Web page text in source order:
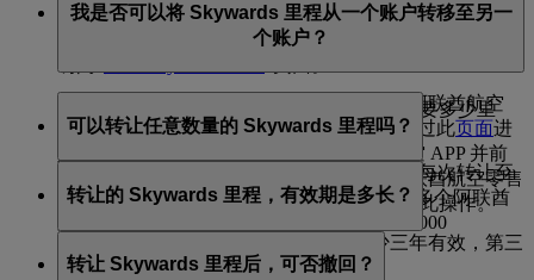
励，你可以购买更多里程。请阅读“如何购买 Skywards
”常见问题 (FAQ) 以了解更多信息，或登录网站并
如需了解兑换飞往心仪目的地的航班奖励需要多少里
程，可以使用我们里程计算器进行查询。
我是否可以将 Skywards 里程从一个账户转移至另一
个账户？
是的，你可以将 Skywards 里程转入另一个阿联酋航空
Skywards 账户。只需登录emirates.com并通过此页面进
入“转让 Skywards 里程”，或使用阿联酋航空 APP 并前
往 Skywards 板块进行操作即可。指定的阿联酋航空零售
店铺及阿联酋航空联络中心也可协助你完成此操作。
可以转让任意数量的 Skywards 里程吗？
Skywards 里程转让须以 1,000 里程为单位，每次转让至
少为 2,000 里程。在一个日历年内向一个或多个阿联酋
航空 Skywards 会员转让的里程不得超过 50,000
转让的 Skywards 里程，有效期是多长？
转让的 Skywards 里程自转让之日起至少三年有效，第三
年于接受者生日当月末失效。
转让 Skywards 里程后，可否撤回？